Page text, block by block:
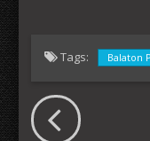
Tags: Balaton